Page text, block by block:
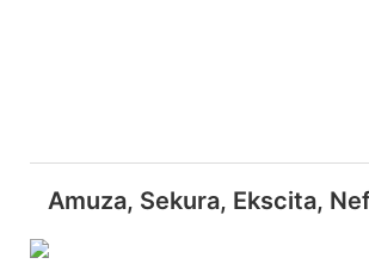
Amuza, Sekura, Ekscita,